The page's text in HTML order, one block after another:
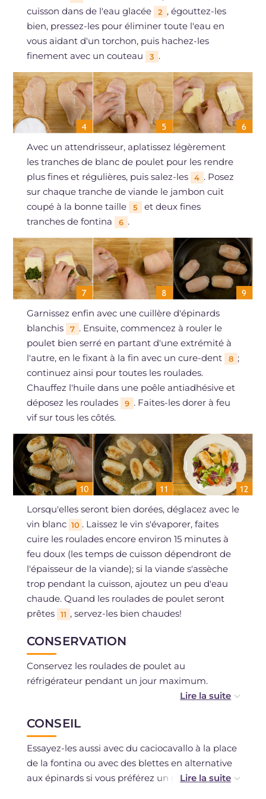
cuisson dans de l'eau glacée
2 , égouttez-les
bien, pressez-les pour éliminer toute l'eau en
vous aidant d'un torchon, puis hachez-les
finement avec un couteau
3 .
Avec un attendrisseur, aplatissez légèrement
les tranches de blanc de poulet pour les rendre
plus fines et régulières, puis salez-les
4 . Posez
sur chaque tranche de viande le jambon cuit
coupé à la bonne taille
5
et deux fines
tranches de fontina
6 .
Garnissez enfin avec une cuillère d'épinards
blanchis
7 . Ensuite, commencez à rouler le
poulet bien serré en partant d'une extrémité à
l'autre, en le fixant à la fin avec un cure-dent
8 ;
continuez ainsi pour toutes les roulades.
Chauffez l'huile dans une poêle antiadhésive et
déposez les roulades
9 . Faites-les dorer à feu
vif sur tous les côtés.
Lorsqu'elles seront bien dorées, déglacez avec le
vin blanc 10 . Laissez le vin s'évaporer, faites
cuire les roulades encore environ 15 minutes à
feu doux (les temps de cuisson dépendront de
l'épaisseur de la viande); si la viande s'assèche
trop pendant la cuisson, ajoutez un peu d'eau
chaude. Quand les roulades de poulet seront
prêtes
11 , servez-les bien chaudes!
CONSERVATION
Conservez les roulades de poulet au
réfrigérateur pendant un jour maximum.
vous avez utilisé des ingrédients frais.
CONSEIL
Essayez-les aussi avec du caciocavallo à la place
de la fontina ou avec des blettes en alternative
aux épinards si vous préférez un goût moins